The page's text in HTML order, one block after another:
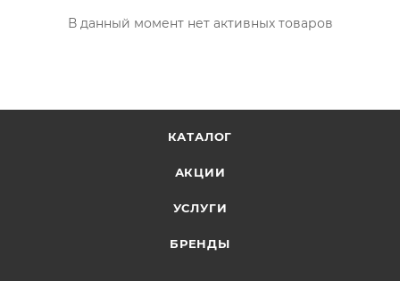
В данный момент нет активных товаров
КАТАЛОГ
АКЦИИ
УСЛУГИ
БРЕНДЫ